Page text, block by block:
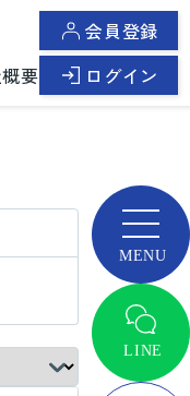
要
会員登録
ログイン